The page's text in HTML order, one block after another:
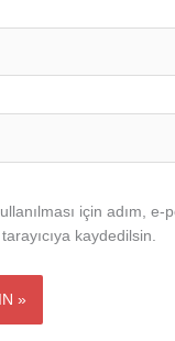
için adım, e-
kaydedilsin.